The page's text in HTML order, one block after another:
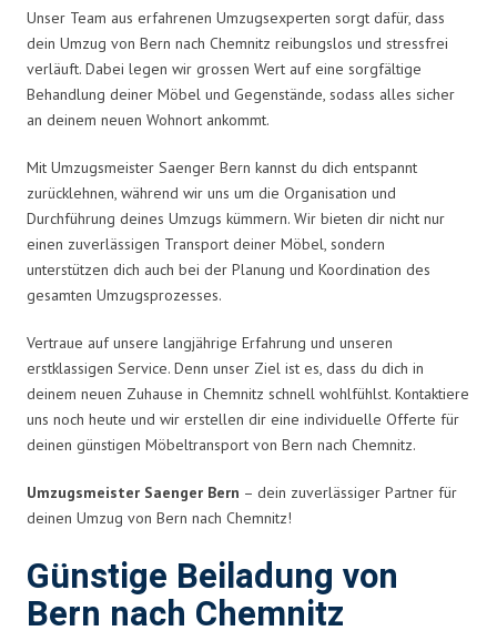
Unser Team aus erfahrenen Umzugsexperten sorgt dafür, dass
dein Umzug von Bern nach Chemnitz reibungslos und stressfrei
verläuft. Dabei legen wir grossen Wert auf eine sorgfältige
Behandlung deiner Möbel und Gegenstände, sodass alles sicher
an deinem neuen Wohnort ankommt.
Mit Umzugsmeister Saenger Bern kannst du dich entspannt
zurücklehnen, während wir uns um die Organisation und
Durchführung deines Umzugs kümmern. Wir bieten dir nicht nur
einen zuverlässigen Transport deiner Möbel, sondern
unterstützen dich auch bei der Planung und Koordination des
gesamten Umzugsprozesses.
Vertraue auf unsere langjährige Erfahrung und unseren
erstklassigen Service. Denn unser Ziel ist es, dass du dich in
deinem neuen Zuhause in Chemnitz schnell wohlfühlst. Kontaktiere
uns noch heute und wir erstellen dir eine individuelle Offerte für
deinen günstigen Möbeltransport von Bern nach Chemnitz.
Umzugsmeister Saenger Bern – dein zuverlässiger Partner für
deinen Umzug von Bern nach Chemnitz!
Günstige Beiladung von
Bern nach Chemnitz